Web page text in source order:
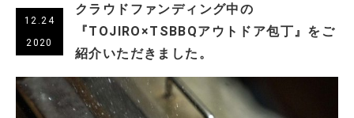
12.24
2020
クラウドファンディング中の
『TOJIRO×TSBBQアウトドア包丁』をご
紹介いただきました。